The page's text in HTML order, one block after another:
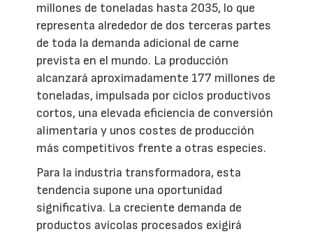
millones de toneladas hasta 2035, lo que
representa alrededor de dos terceras partes
de toda la demanda adicional de carne
prevista en el mundo. La producción
alcanzará aproximadamente 177 millones de
toneladas, impulsada por ciclos productivos
cortos, una elevada eficiencia de conversión
alimentaria y unos costes de producción
más competitivos frente a otras especies.
Para la industria transformadora, esta
tendencia supone una oportunidad
significativa. La creciente demanda de
productos avícolas procesados exigirá